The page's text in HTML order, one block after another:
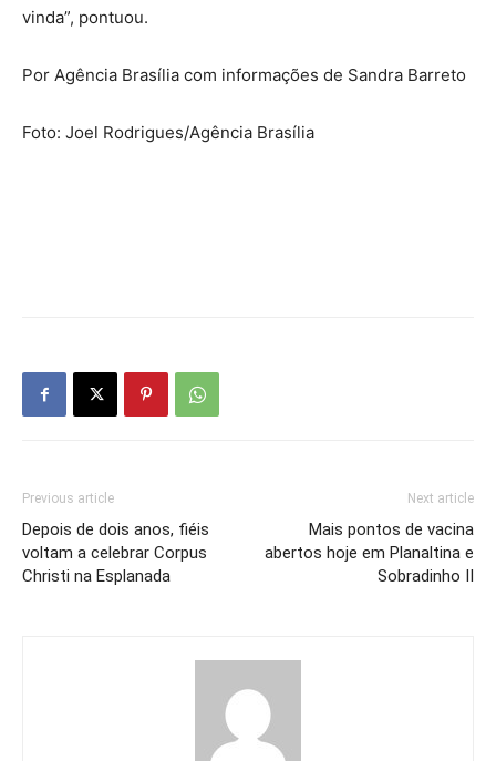
vinda”, pontuou.
Por Agência Brasília com informações de Sandra Barreto
Foto: Joel Rodrigues/Agência Brasília
Previous article
Depois de dois anos, fiéis
voltam a celebrar Corpus
Christi na Esplanada
Next article
Mais pontos de vacina
abertos hoje em Planaltina e
Sobradinho II